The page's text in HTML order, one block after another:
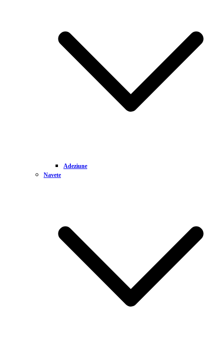
Adeziune
Navete